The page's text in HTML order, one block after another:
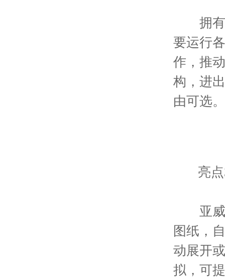
拥有
要运行
作，推
构，进
由可选。
亮点3
亚威
图纸，
动展开
拟，可